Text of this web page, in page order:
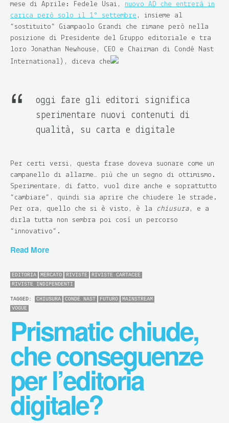
mese di Aprile: Fedele Usai , nuovo AD che entrerà in
carica però solo il 1° settembre , insieme al
“sostituito” Giampaolo Grandi che rimane però nella
posizione di Presidente del Gruppo editoriale e tra
loro Jonathan Newhouse , CEO e Chairman di Condé Nast
International), diceva che
oggi fare gli editori significa
sperimentare nuovi contenuti di
qualità, su carta e digitale
Per certi versi, questa frase doveva suonare come un
campanello di allarme… più che un segno di ottimismo.
Sperimentare, di fatto, vuol dire anche e soprattutto
“cambiare”, quindi sia aprire che chiudere le strade .
Per ora, quello che si è visto, è la
chiusura , e a
dirla tutta non sembra poi così un percorso
“innovativo”.
Read More
EDITORIA MERCATO RIVISTE
RIVISTE CARTACEE
RIVISTE INDIPENDENTI
TAGGED: CHIUSURA CONDÉ NAST FUTURO
MAINSTREAM
VOGUE
Prismatic chiude,
che conseguenze
per l’editoria
digitale?